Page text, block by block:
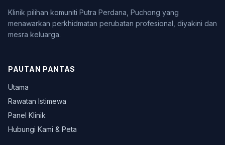
Klinik pilihan komuniti Putra Perdana, Puchong yang
menawarkan perkhidmatan perubatan profesional, diyakini dan
mesra keluarga.
PAUTAN PANTAS
Utama
Rawatan Istimewa
Panel Klinik
Hubungi Kami & Peta